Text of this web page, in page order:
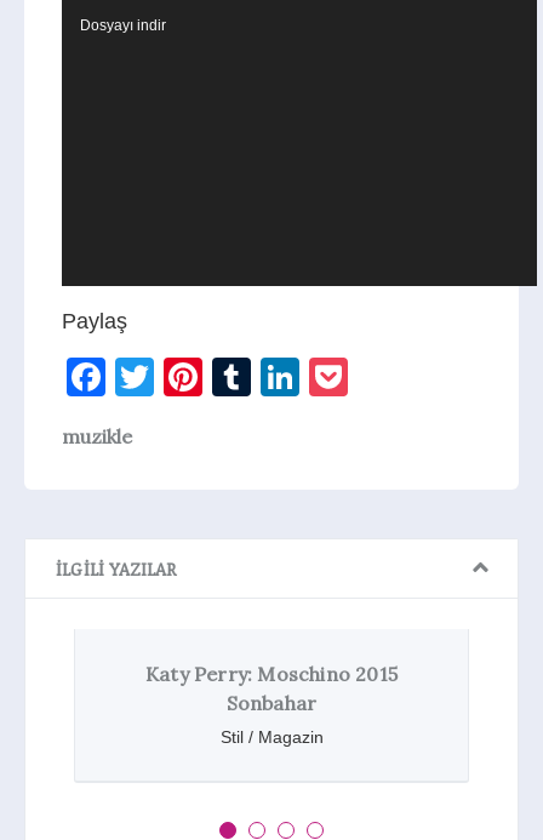
Video
Dosyayı indir
Paylaş
Facebook
TwitterPinterest
TumblrLinkedIn
muzikle
İLGILI YAZILAR
Moschino 2015
Britney Spears ve Katy